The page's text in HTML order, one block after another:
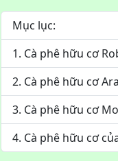
Mục lục:
1. Cà phê hữu cơ
2. Cà phê hữu cơ
3. Cà phê hữu cơ
4. Cà phê hữu cơ